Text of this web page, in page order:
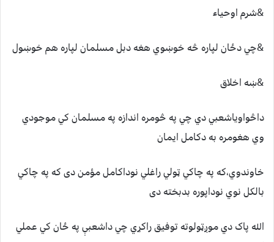
&شرم اوحياء
&چي دځان لپاره څه خوښوي هغه دبل مسلمان لپاره هم خوښول
&ښه اخلاق
داڅواوياشعبي دي چي په څومره اندازه په مسلمان کي موجودي
وي هغومره به دکامل ايمان
خاوندوي،که په چاکي ټولي راغلي نوداکامل مؤمن دی که په چاکي
بالکل نوي نوداپوره بدبخته دی
الله پاک دي موږټولوته توفيق راکړي چي داشعبې په ځان کي عملي